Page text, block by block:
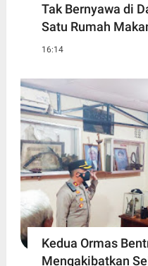
Tak Bernyawa di
Satu Rumah
16:14
Kedua Ormas
Mengakibatkan